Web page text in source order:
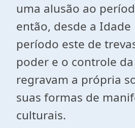
uma alusão ao
então, desde a Idade
período este de
poder e o controle
regravam a própria
suas formas de
culturais.